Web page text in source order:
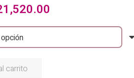
precio
actual
carrito